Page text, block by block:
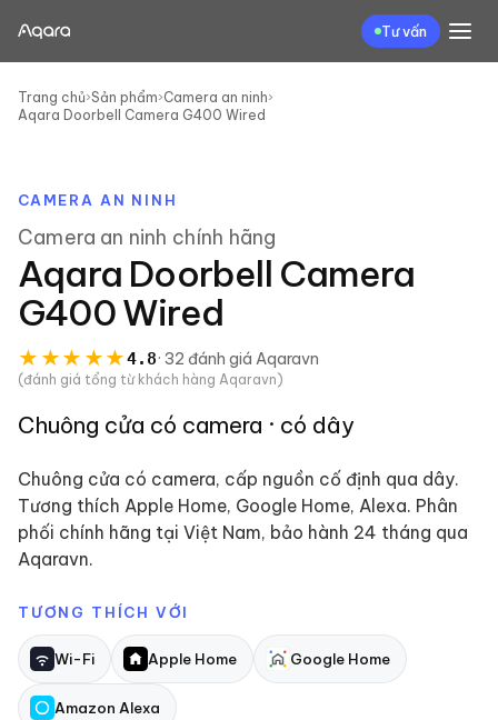
Tư vấn
Trang chủ›Sản phẩm›Camera an ninh›
Aqara Doorbell Camera G400 Wired
CAMERA AN NINH
Camera an ninh chính hãng
Aqara Doorbell Camera
G400 Wired
★ ★★ ★★4.8· 32 đánh giá Aqaravn
(đánh giá tổng từ khách hàng Aqaravn)
Chuông cửa có camera · có dây
Chuông cửa có camera, cấp nguồn cố định qua dây.
Tương thích Apple Home, Google Home, Alexa. Phân
phối chính hãng tại Việt Nam, bảo hành 24 tháng qua
Aqaravn.
TƯƠNG THÍCH VỚI
Wi-Fi Apple Home Google Home
Amazon Alexa